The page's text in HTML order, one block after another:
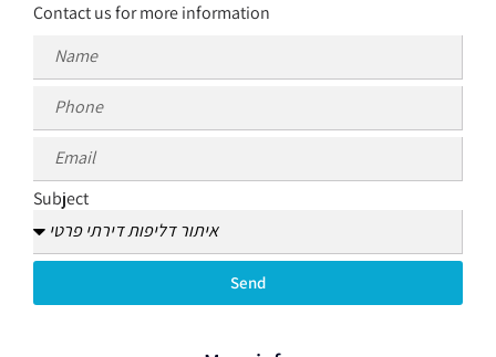
Contact us for more information
Subject
Send